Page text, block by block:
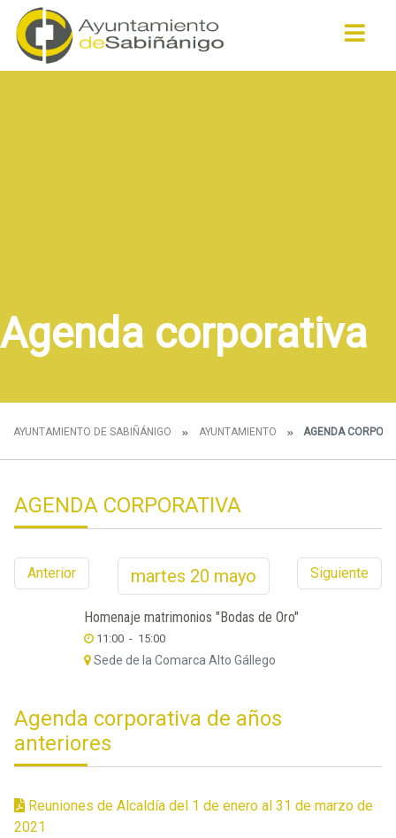
Agenda corporativa
AYUNTAMIENTO DE SABIÑÁNIGO AYUNTAMIENTO AGENDA
AGENDA CORPORATIVA
Anterior martes 20 mayo Siguiente
Homenaje matrimonios "Bodas de Oro"
11:00 - 15:00
Sede de la Comarca Alto Gállego
Agenda corporativa de años
anteriores
Reuniones de Alcaldía del 1 de enero al 31 de marzo de
2021